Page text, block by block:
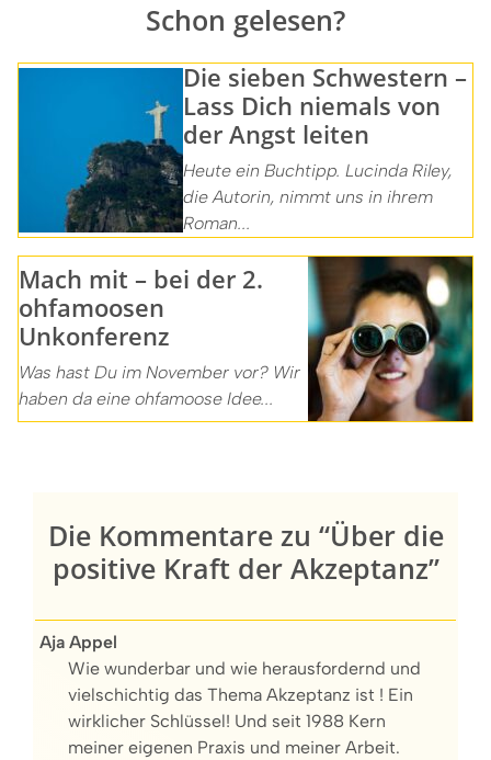
Schon gelesen?
Die sieben Schwestern –
Lass Dich niemals von
der Angst leiten
Heute ein Buchtipp. Lucinda Riley,
die Autorin, nimmt uns in ihrem
Roman...
Mach mit – bei der 2.
ohfamoosen
Unkonferenz
Was hast Du im November vor? Wir
haben da eine ohfamoose Idee...
Die Kommentare zu “Über die
positive Kraft der Akzeptanz”
Aja Appel
Wie wunderbar und wie herausfordernd und
vielschichtig das Thema Akzeptanz ist ! Ein
wirklicher Schlüssel! Und seit 1988 Kern
meiner eigenen Praxis und meiner Arbeit.